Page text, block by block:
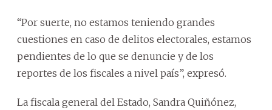
“Por suerte, no estamos teniendo grandes
cuestiones en caso de delitos electorales, estamos
pendientes de lo que se denuncie y de los
reportes de los fiscales a nivel país”, expresó.
La fiscala general del Estado, Sandra Quiñónez,